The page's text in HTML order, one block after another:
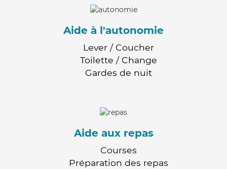
Aide à l'autonomie
Lever / Coucher
Toilette / Change
Gardes de nuit
Aide aux repas
Courses
Préparation des repas